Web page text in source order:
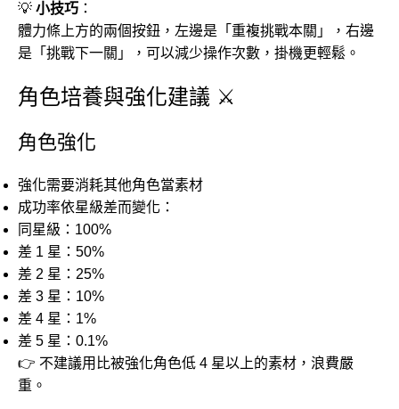
💡 小技巧 ：
體力條上方的兩個按鈕，左邊是「重複挑戰本關」，右邊
是「挑戰下一關」，可以減少操作次數，掛機更輕鬆。
角色培養與強化建議 ⚔️
角色強化
強化需要消耗其他角色當素材
成功率依星級差而變化：
同星級：100%
差 1 星：50%
差 2 星：25%
差 3 星：10%
差 4 星：1%
差 5 星：0.1%
👉 不建議用比被強化角色低 4 星以上的素材，浪費嚴
重。